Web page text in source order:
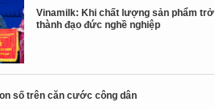
Vinamilk: Khi chất lượng sản phẩm trở
thành đạo đức nghề nghiệp
số trên căn cước công dân